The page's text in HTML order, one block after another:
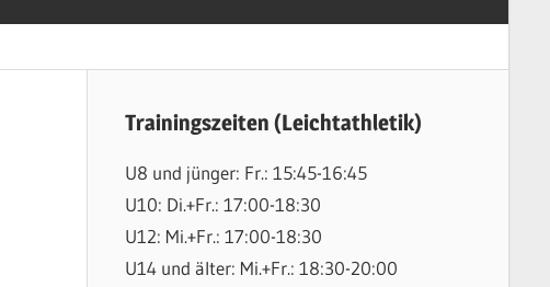
Trainingszeiten (Leichtathletik)
U8 und jünger: Fr.: 15:45-16:45
U10: Di.+Fr.: 17:00-18:30
U12: Mi.+Fr.: 17:00-18:30
U14 und älter: Mi.+Fr.: 18:30-20:00